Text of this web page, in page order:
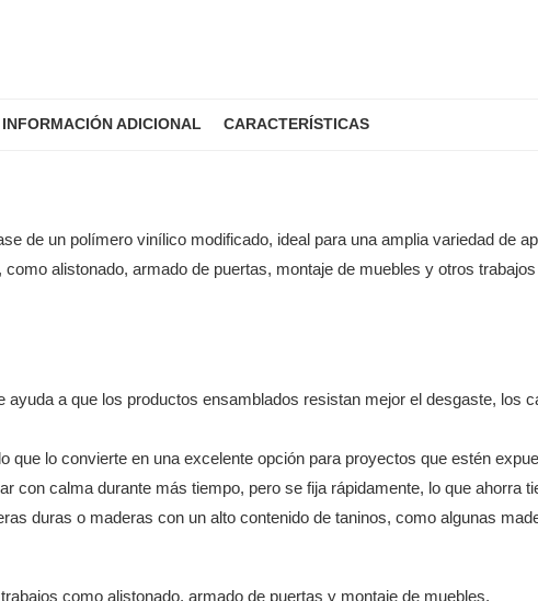
INFORMACIÓN ADICIONAL CARACTERÍSTICAS
de un polímero vinílico modificado, ideal para una amplia variedad de
alistonado, armado de puertas, montaje de muebles y otros
ayuda a que los productos ensamblados resistan mejor el desgaste, los
que lo convierte en una excelente opción para proyectos que estén
con calma durante más tiempo, pero se fija rápidamente, lo que ahorra
duras o maderas con un alto contenido de taninos, como algunas
como alistonado, armado de puertas y montaje de muebles.